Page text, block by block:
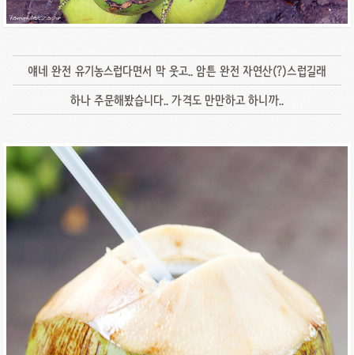
얘네 완전 유기농스럽다면서 막 웃고.. 암튼 완전 자연산(?)스럽길래
하나 주문해봤습니다.. 가격도 만만하고 하니까..